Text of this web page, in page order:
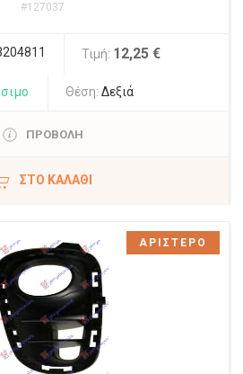
#127037
Τιμή: 12,25 €
Θέση: Δεξιά
ΠΡΟΒΟΛΗ
ΣΤΟ ΚΑΛΆΘΙ
ΑΡΙΣΤΕΡΟ